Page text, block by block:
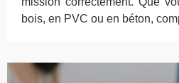
bois, en PVC ou en béton,